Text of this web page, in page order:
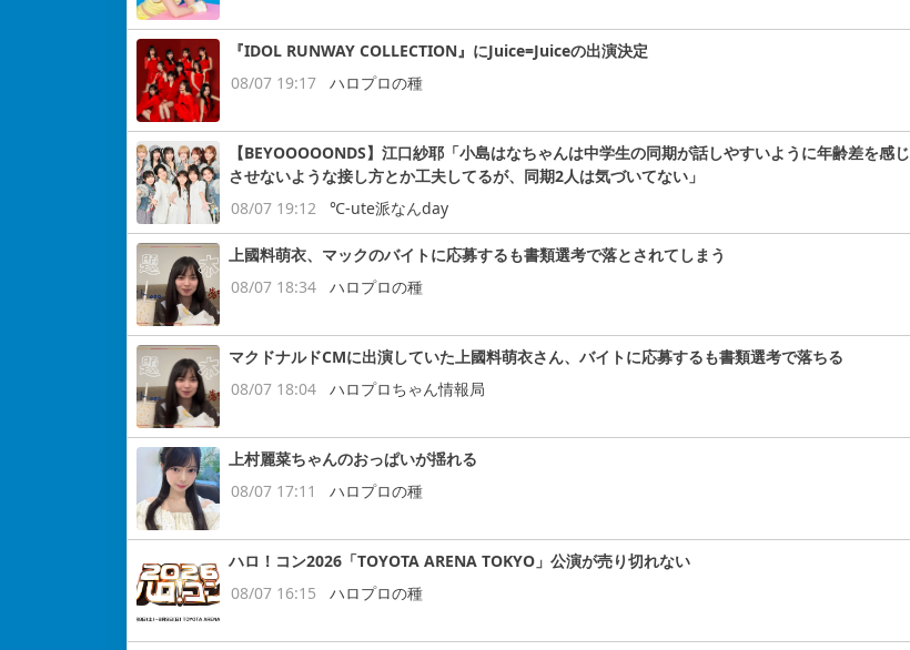
『IDOL RUNWAY COLLECTION』にJuice=Juiceの出演決定
08/07 19:17
ハロプロの種
【BEYOOOOONDS】江口紗耶「小島はなちゃんは中学生の同期が話しやすいように年齢差を感じ
させないような接し方とか工夫してるが、同期2人は気づいてない」
08/07 19:12
℃-ute派なんday
上國料萌衣、マックのバイトに応募するも書類選考で落とされてしまう
08/07 18:34
ハロプロの種
マクドナルドCMに出演していた上國料萌衣さん、バイトに応募するも書類選考で落ちる
08/07 18:04
ハロプロちゃん情報局
上村麗菜ちゃんのおっぱいが揺れる
08/07 17:11
ハロプロの種
ハロ！コン2026「TOYOTA ARENA TOKYO」公演が売り切れない
08/07 16:15
ハロプロの種